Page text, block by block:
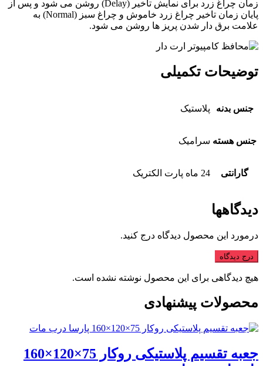
زمان چراغ زرد برای نمایش تاخیر (Delay) روشن می شود و پس از
پایان زمان تاخیر چراغ زرد خاموش و چراغ سبز (Normal) به
علامت برق‌ دار شدن پریز ها روشن می شود.
توضیحات تکمیلی
جنس بدنه پلاستیک
جنس هسته سرامیک
گارانتی 24 ماه پارت الکتریک
دیدگاهها
درمورد این محصول دیدگاه درج کنید.
درج دیدگاه
هیچ دیدگاهی برای این محصول نوشته نشده است.
محصولات پیشنهادی
جعبه تقسیم پلاستیکی روکار 75×120×160